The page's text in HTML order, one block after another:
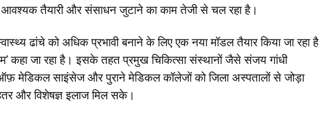
आवश्यक तैयारी और संसाधन जुटाने का काम तेजी से चल रहा है।
ढांचे को अधिक प्रभावी बनाने के लिए एक नया मॉडल तैयार किया जा रहा है
कहा जा रहा है। इसके तहत प्रमुख चिकित्सा संस्थानों जैसे संजय गांधी
मेडिकल साइंसेज और पुराने मेडिकल कॉलेजों को जिला अस्पतालों से जोड़ा
और विशेषज्ञ इलाज मिल सके।